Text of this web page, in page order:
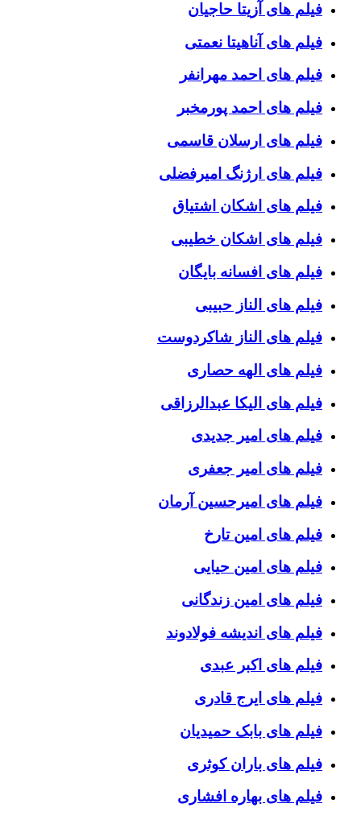
فیلم های آزیتا حاجیان
فیلم های آناهیتا نعمتی
فیلم های احمد مهرانفر
فیلم های احمد پورمخبر
فیلم های ارسلان قاسمی
فیلم های ارژنگ امیرفضلی
فیلم های اشکان اشتیاق
فیلم های اشکان خطیبی
فیلم های افسانه بایگان
فیلم های الناز حبیبی
فیلم های الناز شاکردوست
فیلم های الهه حصاری
فیلم های الیکا عبدالرزاقی
فیلم های امیر جدیدی
فیلم های امیر جعفری
فیلم های امیرحسین آرمان
فیلم های امین تارخ
فیلم های امین حیایی
فیلم های امین زندگانی
فیلم های اندیشه فولادوند
فیلم های اکبر عبدی
فیلم های ایرج قادری
فیلم های بابک حمیدیان
فیلم های باران کوثری
فیلم های بهاره افشاری